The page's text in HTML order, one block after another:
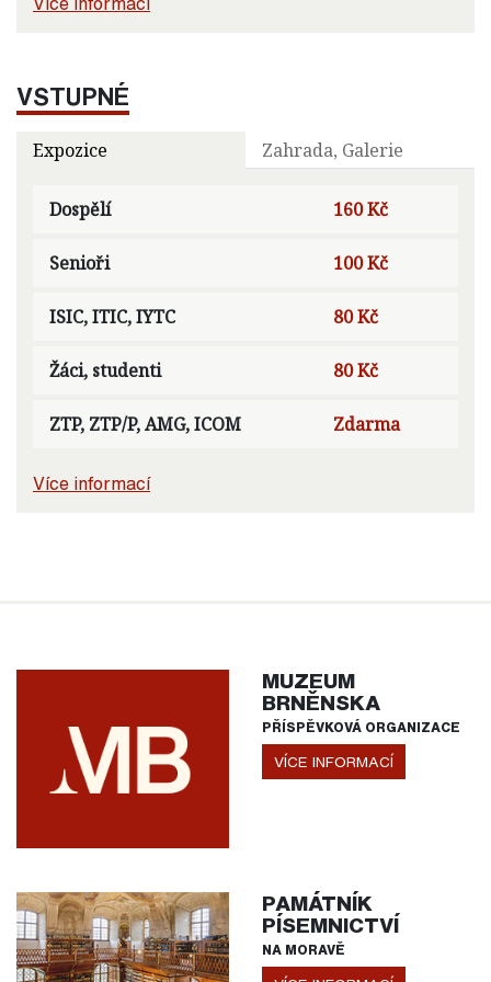
VSTUPNÉ
Expozice Zahrada, Galerie
Dospělí 160 Kč
Senioři 100 Kč
ISIC, ITIC, IYTC 80 Kč
Žáci, studenti 80 Kč
ZTP, ZTP/P, AMG, ICOM Zdarma
Více informací
MUZEUM
BRNĚNSKA
PŘÍSPĚVKOVÁ ORGANIZACE
VÍCE INFORMACÍ
PAMÁTNÍK
PÍSEMNICTVÍ
NA MORAVĚ